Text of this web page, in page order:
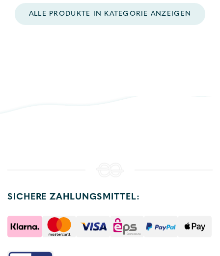
ALLE PRODUKTE IN KATEGORIE ANZEIGEN
SICHERE ZAHLUNGSMITTEL: